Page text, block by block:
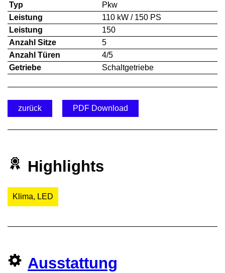
Typ
Pkw
Leistung
110 kW / 150 PS
Leistung
150
Anzahl Sitze
5
Anzahl Türen
4/5
Getriebe
Schaltgetriebe
zurück PDF Download
Highlights
Klima, LED
Ausstattung